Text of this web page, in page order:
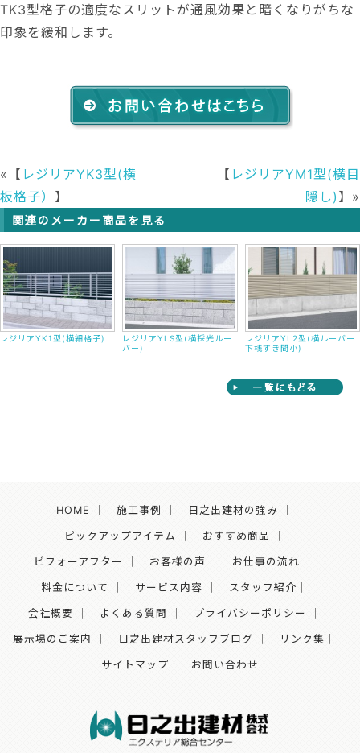
TK3型格子の適度なスリットが通風効果と暗くなりがちな
印象を緩和します。
«【 レジリアYK3型(横
板格子） 】
【 レジリアYM1型(横目
隠し) 】»
関連のメーカー商品を見る
レジリアYK1型(横細格子)
レジリアYLS型(横採光ルー
バー)
レジリアYL2型(横ルーバー
下桟すき間小)
HOME 施工事例 日之出建材の強み
ピックアップアイテム おすすめ商品
ビフォーアフター お客様の声 お仕事の流れ
料金について サービス内容 スタッフ紹介
会社概要 よくある質問 プライバシーポリシー
展示場のご案内 日之出建材スタッフブログ リンク集
サイトマップ｜ お問い合わせ